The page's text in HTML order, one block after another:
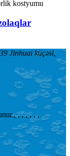
Jinhuai küçəsi,
, , , , , , ,